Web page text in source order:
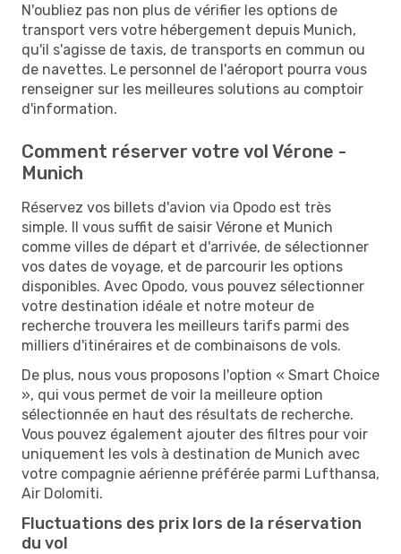
N'oubliez pas non plus de vérifier les options de
transport vers votre hébergement depuis Munich,
qu'il s'agisse de taxis, de transports en commun ou
de navettes. Le personnel de l'aéroport pourra vous
renseigner sur les meilleures solutions au comptoir
d'information.
Comment réserver votre vol Vérone -
Munich
Réservez vos billets d'avion via Opodo est très
simple. Il vous suffit de saisir Vérone et Munich
comme villes de départ et d'arrivée, de sélectionner
vos dates de voyage, et de parcourir les options
disponibles. Avec Opodo, vous pouvez sélectionner
votre destination idéale et notre moteur de
recherche trouvera les meilleurs tarifs parmi des
milliers d'itinéraires et de combinaisons de vols.
De plus, nous vous proposons l'option « Smart Choice
», qui vous permet de voir la meilleure option
sélectionnée en haut des résultats de recherche.
Vous pouvez également ajouter des filtres pour voir
uniquement les vols à destination de Munich avec
votre compagnie aérienne préférée parmi Lufthansa,
Air Dolomiti.
Fluctuations des prix lors de la réservation
du vol